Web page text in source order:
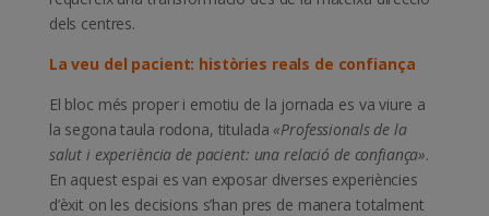
dels centres.
La veu del pacient: històries reals de confiança
El bloc més proper i emotiu de la jornada es va viure a
la segona taula rodona, titulada «Professionals de la
salut i experiència de pacient: una relació de confiança».
En aquest espai es van exposar diverses experiències
d’èxit on les decisions s’han pres de manera totalment